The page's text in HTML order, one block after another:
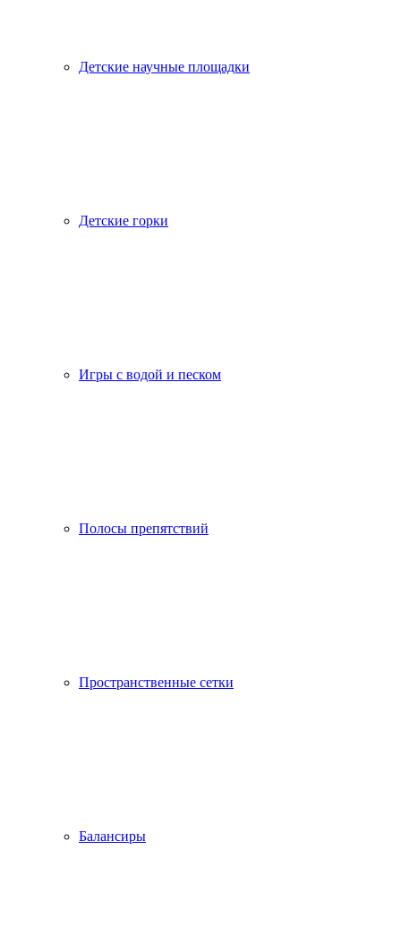
Детские научные площадки
Детские горки
Игры с водой и песком
Полосы препятствий
Пространственные сетки
Балансиры